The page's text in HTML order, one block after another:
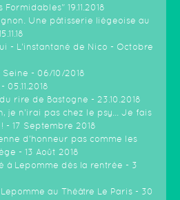
19.11.2018
Une pâtisserie liégeoise au
- L'instantané de Nico - Octobre
Seine - 06/10/2018
05.11.2018
rire de Bastogne - 23.10.2018
je n'irai pas chez le psy... Je fais
- 17 Septembre 2018
d’honneur pas comme les
- 13 Août 2018
à Lepomme dès la rentrée - 3
au Théâtre Le Paris - 30